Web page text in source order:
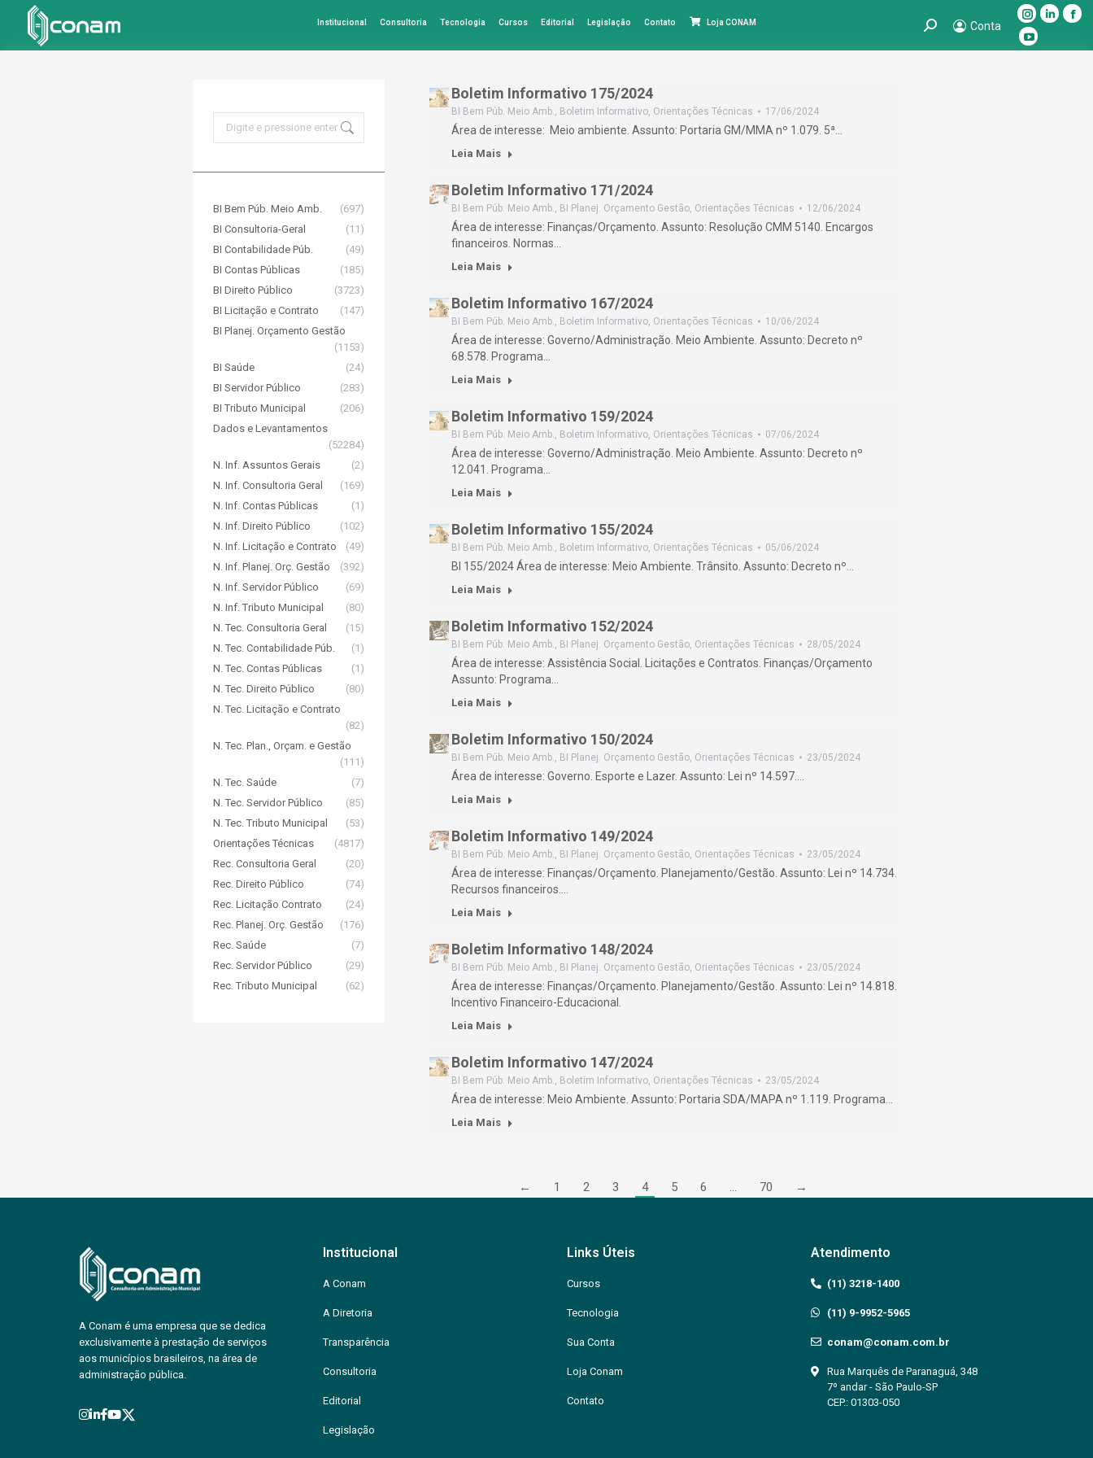
Institucional Consultoria Tecnologia Cursos Editorial Legislação Contato Loja CONAM Search: Conta
Instagram
page
Linkedin
YouTube
Boletim Informativo 175/2024
BI Bem Púb. Meio Amb., Boletim Informativo, Orientações Técnicas 17/06/2024
Área de interesse: Meio ambiente. Assunto: Portaria GM/MMA nº 1.079. 5ª…
Leia Mais
Boletim Informativo 171/2024
BI Bem Púb. Meio Amb., BI Planej. Orçamento Gestão, Orientações Técnicas 12/06/2024
Área de interesse: Finanças/Orçamento. Assunto: Resolução CMM 5140. Encargos
financeiros. Normas…
Leia Mais
Boletim Informativo 167/2024
BI Bem Púb. Meio Amb., Boletim Informativo, Orientações Técnicas 10/06/2024
Área de interesse: Governo/Administração. Meio Ambiente. Assunto: Decreto nº
68.578. Programa…
Leia Mais
Boletim Informativo 159/2024
BI Bem Púb. Meio Amb., Boletim Informativo, Orientações Técnicas 07/06/2024
Área de interesse: Governo/Administração. Meio Ambiente. Assunto: Decreto nº
12.041. Programa…
Leia Mais
Boletim Informativo 155/2024
BI Bem Púb. Meio Amb., Boletim Informativo, Orientações Técnicas 05/06/2024
BI 155/2024 Área de interesse: Meio Ambiente. Trânsito. Assunto: Decreto nº…
Leia Mais
Boletim Informativo 152/2024
BI Bem Púb. Meio Amb., BI Planej. Orçamento Gestão, Orientações Técnicas 28/05/2024
Área de interesse: Assistência Social. Licitações e Contratos. Finanças/Orçamento
Assunto: Programa…
Leia Mais
Boletim Informativo 150/2024
BI Bem Púb. Meio Amb., BI Planej. Orçamento Gestão, Orientações Técnicas 23/05/2024
Área de interesse: Governo. Esporte e Lazer. Assunto: Lei nº 14.597.…
Leia Mais
Boletim Informativo 149/2024
BI Bem Púb. Meio Amb., BI Planej. Orçamento Gestão, Orientações Técnicas 23/05/2024
Área de interesse: Finanças/Orçamento. Planejamento/Gestão. Assunto: Lei nº 14.734.
Recursos financeiros.…
Leia Mais
Boletim Informativo 148/2024
BI Bem Púb. Meio Amb., BI Planej. Orçamento Gestão, Orientações Técnicas 23/05/2024
Área de interesse: Finanças/Orçamento. Planejamento/Gestão. Assunto: Lei nº 14.818.
Incentivo Financeiro-Educacional.
Leia Mais
Boletim Informativo 147/2024
BI Bem Púb. Meio Amb., Boletim Informativo, Orientações Técnicas 23/05/2024
Área de interesse: Meio Ambiente. Assunto: Portaria SDA/MAPA nº 1.119. Programa…
Leia Mais
← 1 2 3 4 5 6 … 70 →
BI Bem Púb. Meio Amb.
(697)
BI Consultoria-Geral
(11)
BI Contabilidade Púb.
(49)
BI Contas Públicas
(185)
BI Direito Público
(3723)
BI Licitação e Contrato
(147)
BI Planej. Orçamento Gestão
(1153)
BI Saúde
(24)
BI Servidor Público
(283)
BI Tributo Municipal
(206)
Dados e Levantamentos
(52284)
N. Inf. Assuntos Gerais
(2)
N. Inf. Consultoria Geral
(169)
N. Inf. Contas Públicas
(1)
N. Inf. Direito Público
(102)
N. Inf. Licitação e Contrato
(49)
N. Inf. Planej. Orç. Gestão
(392)
N. Inf. Servidor Público
(69)
N. Inf. Tributo Municipal
(80)
N. Tec. Consultoria Geral
(15)
N. Tec. Contabilidade Púb.
(1)
N. Tec. Contas Públicas
(1)
N. Tec. Direito Público
(80)
N. Tec. Licitação e Contrato
(82)
N. Tec. Plan., Orçam. e Gestão
(111)
N. Tec. Saúde
(7)
N. Tec. Servidor Público
(85)
N. Tec. Tributo Municipal
(53)
Orientações Técnicas
(4817)
Rec. Consultoria Geral
(20)
Rec. Direito Público
(74)
Rec. Licitação Contrato
(24)
Rec. Planej. Orç. Gestão
(176)
Rec. Saúde
(7)
Rec. Servidor Público
(29)
Rec. Tributo Municipal
(62)
A Conam é uma empresa que se dedica
exclusivamente à prestação de serviços
aos municípios brasileiros, na área de
administração pública.
Institucional
A Conam
A Diretoria
Transparência
Consultoria
Editorial
Legislação
Links Úteis
Cursos
Tecnologia
Sua Conta
Loja Conam
Contato
Atendimento
(11) 3218-1400
(11) 9-9952-5965
conam@conam.com.br
Rua Marquês de Paranaguá, 348
7º andar - São Paulo-SP
CEP.: 01303-050